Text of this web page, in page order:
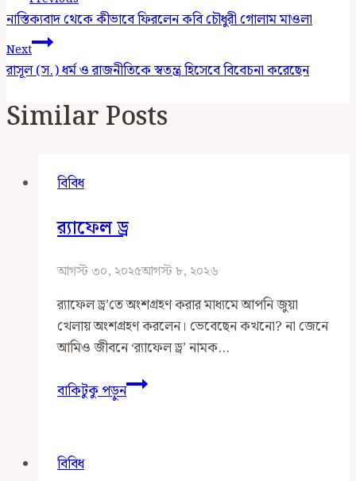
Navigation
নাস্তিক্যবাদ থেকে কীভাবে ফিরলেন কবি চৌধুরী গোলাম মাওলা
Next
রাসূল (স.) ধর্ম ও রাজনীতিকে স্বতন্ত্র হিসেবে বিবেচনা করেছেন
Similar Posts
বিবিধ
র‍্যাফেল ড্র
আগস্ট ৩০, ২০২৫আগস্ট ৮, ২০২৬
র‍্যাফেল ড্র’তে অংশগ্রহণ করার মাধ্যমে আপনি জুয়া
খেলায় অংশগ্রহণ করলেন। ভেবেছেন কখনো? না জেনে
আমিও জীবনে ‘র‍্যাফেল ড্র’ নামক…
বাকিটুকু পড়ুনর‍্যাফেল
ড্র
বিবিধ